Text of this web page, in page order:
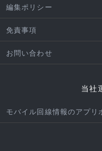
編集ポリシー
免責事項
お問い合わせ
当社
モバイル回線情報のアプリ